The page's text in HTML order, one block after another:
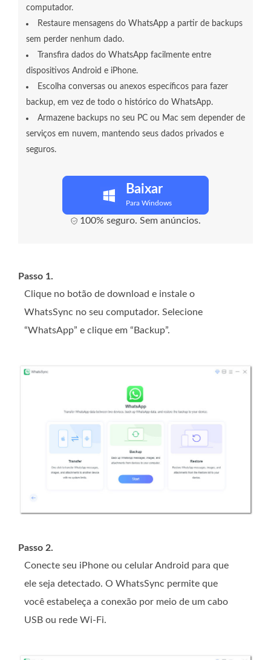
computador.
Restaure mensagens do WhatsApp a partir de backups
sem perder nenhum dado.
Transfira dados do WhatsApp facilmente entre
dispositivos Android e iPhone.
Escolha conversas ou anexos específicos para fazer
backup, em vez de todo o histórico do WhatsApp.
Armazene backups no seu PC ou Mac sem depender de
serviços em nuvem, mantendo seus dados privados e
seguros.
Baixar
Para Windows
100% seguro. Sem anúncios.
Passo 1.
Clique no botão de download e instale o
WhatsSync no seu computador. Selecione
“WhatsApp” e clique em “Backup”.
Passo 2.
Conecte seu iPhone ou celular Android para que
ele seja detectado. O WhatsSync permite que
você estabeleça a conexão por meio de um cabo
USB ou rede Wi-Fi.